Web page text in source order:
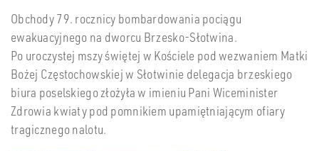
Obchody 79. rocznicy bombardowania pociągu
ewakuacyjnego na dworcu Brzesko-Słotwina.
Po uroczystej mszy świętej w Kościele pod wezwaniem Matki
Bożej Częstochowskiej w Słotwinie delegacja brzeskiego
biura poselskiego złożyła w imieniu Pani Wiceminister
Zdrowia kwiaty pod pomnikiem upamiętniającym ofiary
tragicznego nalotu.